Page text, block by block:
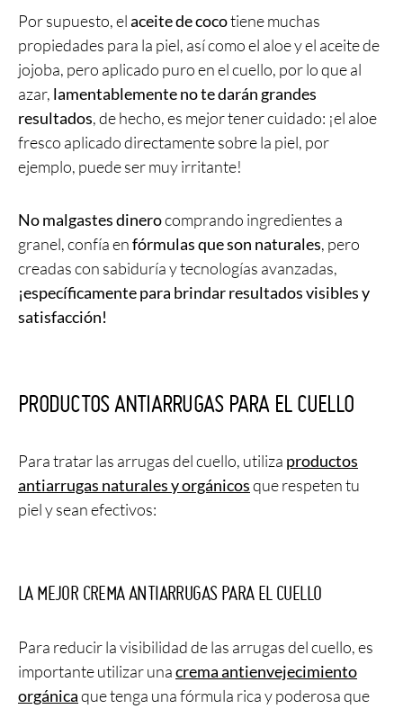
Por supuesto, elaceite de cocotiene muchas
propiedades para la piel, así como el aloe y el aceite de
jojoba, pero aplicado puro en el cuello, por lo que al
azar, lamentablemente no te darán grandes
resultados, de hecho, es mejor tener cuidado: ¡el aloe
fresco aplicado directamente sobre la piel, por
ejemplo, puede ser muy irritante!
No malgastes dinerocomprando ingredientes a
granel, confía enfórmulas que son naturales, pero
creadas con sabiduría y tecnologías avanzadas,
¡específicamente para brindar resultados visibles y
satisfacción!
PRODUCTOS ANTIARRUGAS PARA EL CUELLO
Para tratar las arrugas del cuello, utiliza productos
antiarrugas naturales y orgánicosque respeten tu
piel y sean efectivos:
LA MEJOR CREMA ANTIARRUGAS PARA EL CUELLO
Para reducir la visibilidad de las arrugas del cuello, es
importante utilizar unacrema antienvejecimiento
orgánicaque tenga una fórmula rica y poderosa que